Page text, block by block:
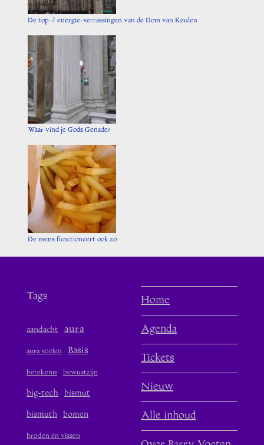
De top-7 energie-verrassingen van de Dom van Keulen
Waar vind je Gods Genade?
De mens functioneert ook zo
Tags
aandacht aura
aura voelen Basis
betekenis bewustzijn
big-tech bismut
bismuth bomen
broden en vissen
Home
Agenda
Tickets
Nieuw
Alle inhoud